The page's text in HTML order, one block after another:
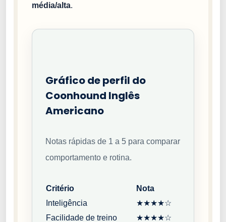
média/alta.
Gráfico de perfil do
Coonhound Inglês
Americano
Notas rápidas de 1 a 5 para comparar
comportamento e rotina.
Critério
Nota
Inteligência
★★★★☆
Facilidade de treino
★★★★☆